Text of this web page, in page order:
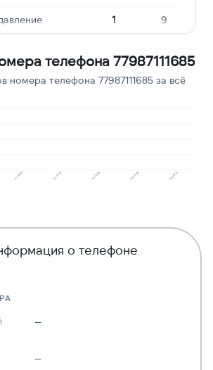
1 9
телефона 77987111685
номера телефона 77987111685 за всё
01.2026 02.2026 05.2026 06.2026 08.2026
о телефоне
—
—